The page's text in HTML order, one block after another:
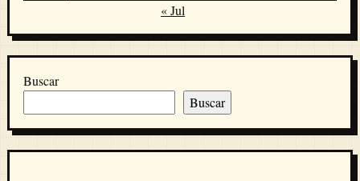
« Jul
Buscar
Buscar